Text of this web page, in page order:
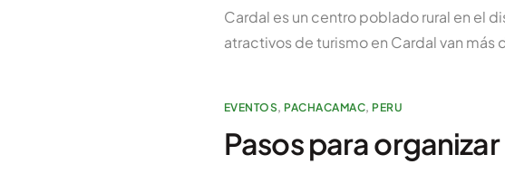
Cardal es un centro poblado rural en el
atractivos de turismo en Cardal van
EVENTOS, PACHACAMAC, PERU
Pasos para